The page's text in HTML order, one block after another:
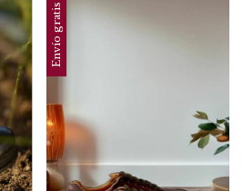
Envío gratis